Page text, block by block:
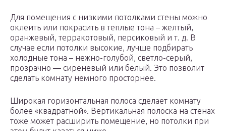
Для помещения с низкими потолками стены можно
оклеить или покрасить в теплые тона – желтый,
оранжевый, терракотовый, персиковый и т. д. В
случае если потолки высокие, лучше подбирать
холодные тона – нежно-голубой, светло-серый,
прозрачно — сиреневый или белый. Это позволит
сделать комнату немного просторнее.
Широкая горизонтальная полоса сделает комнату
более «квадратной». Вертикальная полоска на стенах
тоже может расширить помещение, но потолки при